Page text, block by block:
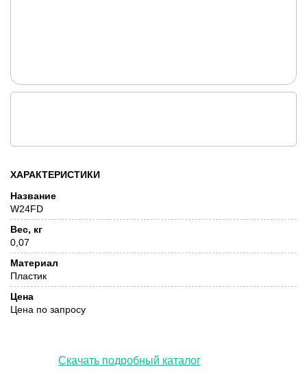
ХАРАКТЕРИСТИКИ
Название
W24FD
Вес, кг
0,07
Материал
Пластик
Цена
Цена по запросу
Скачать подробный каталог